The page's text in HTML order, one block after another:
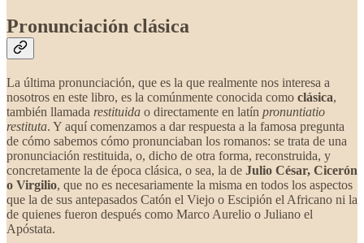
Pronunciación clásica
La última pronunciación, que es la que realmente nos interesa a
nosotros en este libro, es la comúnmente conocida como clásica,
también llamada restituida o directamente en latín pronuntiatio
restituta. Y aquí comenzamos a dar respuesta a la famosa pregunta
de cómo sabemos cómo pronunciaban los romanos: se trata de una
pronunciación restituida, o, dicho de otra forma, reconstruida, y
concretamente la de época clásica, o sea, la de Julio César, Cicerón
o Virgilio, que no es necesariamente la misma en todos los aspectos
que la de sus antepasados Catón el Viejo o Escipión el Africano ni la
de quienes fueron después como Marco Aurelio o Juliano el
Apóstata.